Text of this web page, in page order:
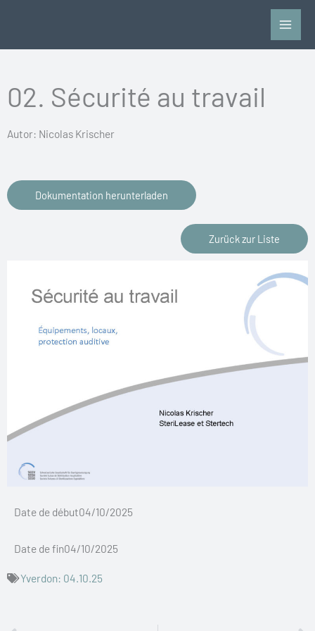
02. Sécurité au travail
Autor: Nicolas Krischer
Dokumentation herunterladen
Zurück zur Liste
Date de début04/10/2025
Date de fin04/10/2025
Yverdon: 04.10.25